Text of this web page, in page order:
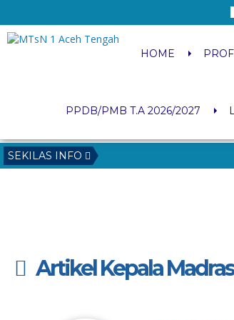
HOME
PPDB/PMB T.A 2026/2027
SEKILAS INFO
Artikel Kepala